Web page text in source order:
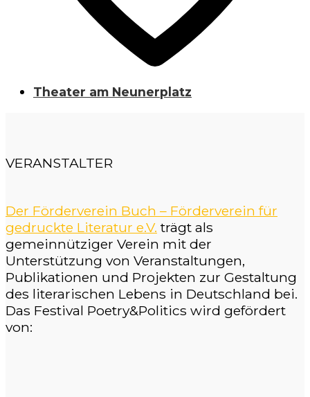
Theater am Neunerplatz
VERANSTALTER
Der Förderverein Buch – Förderverein für
gedruckte Literatur e.V. trägt als
gemeinnütziger Verein mit der
Unterstützung von Veranstaltungen,
Publikationen und Projekten zur Gestaltung
des literarischen Lebens in Deutschland bei.
Das Festival Poetry&Politics wird gefördert
von: